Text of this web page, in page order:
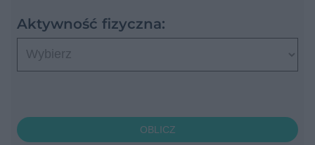
Aktywność fizyczna:
OBLICZ